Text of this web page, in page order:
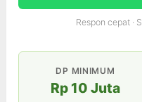
Respon cepat ·
DP MINIMUM
Rp 10 Juta